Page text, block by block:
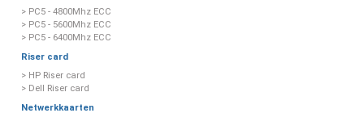
> PC5 - 4800Mhz ECC
> PC5 - 5600Mhz ECC
> PC5 - 6400Mhz ECC
Riser card
> HP Riser card
> Dell Riser card
Netwerkkaarten